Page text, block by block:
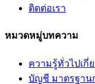
ติดต่อเรา
หมวดหมู่บทความ
ความรู้ทั่วไปเกี่
บัญชี มาตรฐาน